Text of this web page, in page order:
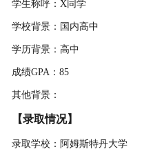
学生称呼：X同学
学校背景：国内高中
学历背景：高中
成绩GPA：85
其他背景：
【录取情况】
录取学校：阿姆斯特丹大学